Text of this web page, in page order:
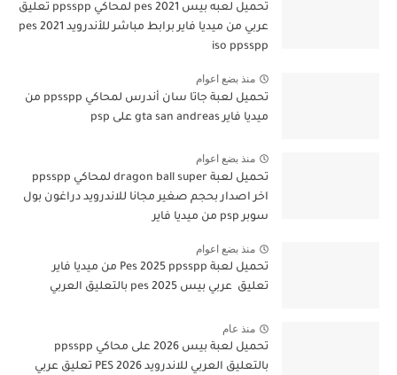
تحميل لعبه بيس pes 2021 لمحاكي ppsspp تعليق
عربي من ميديا فاير برابط مباشر للأندرويد pes 2021
iso ppsspp
منذ بضع اعوام
تحميل لعبة جاتا سان أندرس لمحاكي ppsspp من
ميديا فاير gta san andreas على psp
منذ بضع اعوام
تحميل لعبة dragon ball super لمحاكي ppsspp
اخر اصدار بحجم صغير مجانا للاندرويد دراغون بول
سوبر psp من ميديا فاير
منذ بضع اعوام
تحميل لعبة Pes 2025 ppsspp من ميديا فاير
تعليق عربي بيس pes 2025 بالتعليق العربي
منذ عام
تحميل لعبة بيس 2026 على محاكي ppsspp
بالتعليق العربي للاندرويد PES 2026 تعليق عربي